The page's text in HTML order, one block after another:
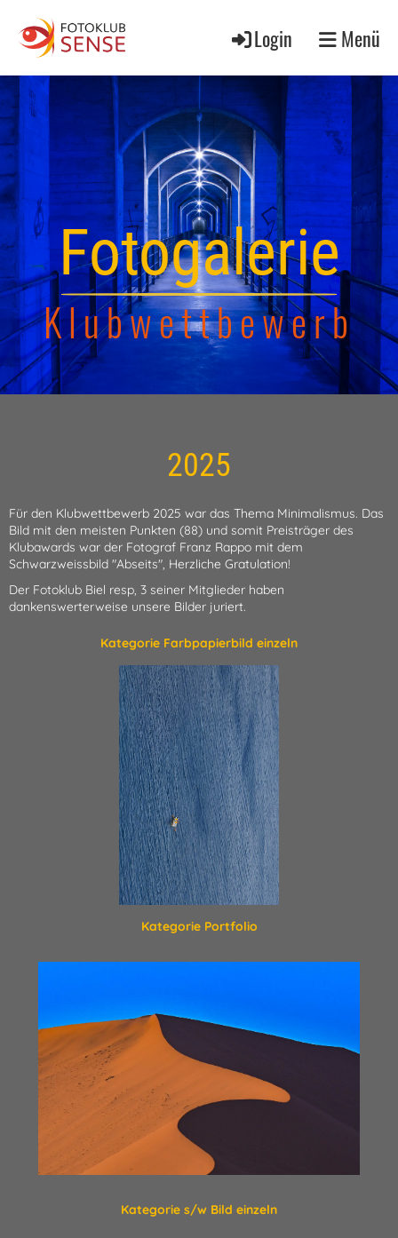
Login Menü
Fotogalerie
Klubwettbewerb
2025
Für den Klubwettbewerb 2025 war das Thema Minimalismus. Das
Bild mit den meisten Punkten (88) und somit Preisträger des
Klubawards war der Fotograf Franz Rappo mit dem
Schwarzweissbild "Abseits", Herzliche Gratulation!
Der Fotoklub Biel resp, 3 seiner Mitglieder haben
dankenswerterweise unsere Bilder juriert.
Kategorie Farbpapierbild einzeln
Kategorie Portfolio
Kategorie s/w Bild einzeln